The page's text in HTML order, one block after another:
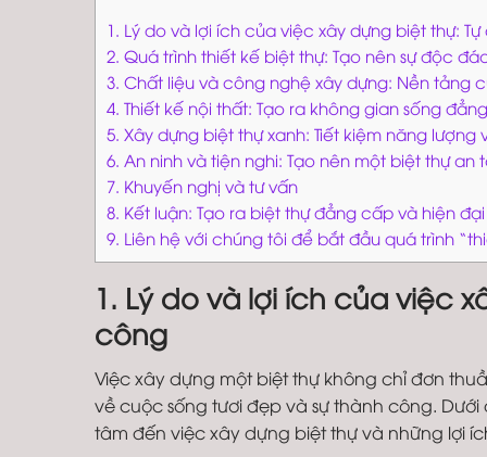
1. Lý do và lợi ích của việc xây dựng biệt thự:
2. Quá trình thiết kế biệt thự: Tạo nên sự độc
3. Chất liệu và công nghệ xây dựng: Nền tảng
4. Thiết kế nội thất: Tạo ra không gian sống
5. Xây dựng biệt thự xanh: Tiết kiệm năng
6. An ninh và tiện nghi: Tạo nên một biệt thự an
7. Khuyến nghị và tư vấn
8. Kết luận: Tạo ra biệt thự đẳng cấp và hiện đại
9. Liên hệ với chúng tôi để bắt đầu quá trình
1. Lý do và lợi ích của việc
công
Việc xây dựng một biệt thự không chỉ đơn
về cuộc sống tươi đẹp và sự thành công.
tâm đến việc xây dựng biệt thự và những lợi